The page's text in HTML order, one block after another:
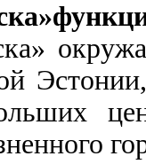
Эстонии,